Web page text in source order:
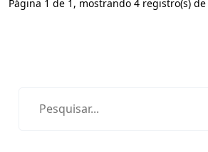
Página 1 de 1, mostrando 4 registro(s)